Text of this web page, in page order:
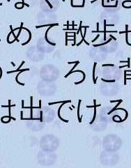
て散
ゞろ
出でけ